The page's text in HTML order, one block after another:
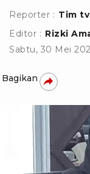
Reporter : Tim
Editor : Rizki
Sabtu, 30 Mei
Bagikan